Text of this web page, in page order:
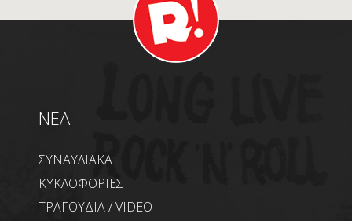
NEA
ΣΥΝΑΥΛΙΑΚΑ
ΚΥΚΛΟΦΟΡΙΕΣ
ΤΡΑΓΟΥΔΙΑ / VIDEO